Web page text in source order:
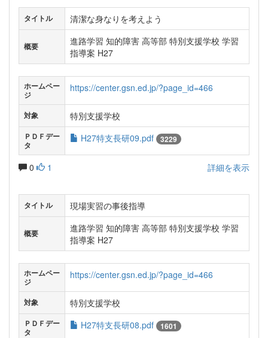
タイトル 清潔な身なりを考えよう
概要
進路学習 知的障害 高等部 特別支援学校 学習
指導案 H27
ホームペー
ジ
https://center.gsn.ed.jp/?page_id=466
対象 特別支援学校
ＰＤＦデー
タ
H27特支長研09.pdf 3229
0 1 詳細を表示
タイトル 現場実習の事後指導
概要
進路学習 知的障害 高等部 特別支援学校 学習
指導案 H27
ホームペー
ジ
https://center.gsn.ed.jp/?page_id=466
対象 特別支援学校
ＰＤＦデー
タ
H27特支長研08.pdf 1601